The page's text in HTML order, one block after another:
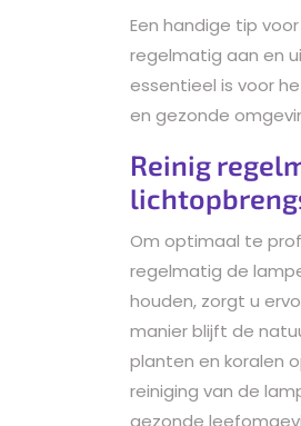
Een handige tip
regelmatig aan en
essentieel is voor
en gezonde
Reinig
Om optimaal te
regelmatig de
houden, zorgt u
manier blijft de
planten en koralen
reiniging van de
gezonde